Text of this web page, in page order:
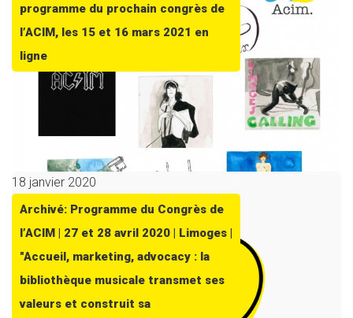
programme du prochain congrès de
l’ACIM, les 15 et 16 mars 2021 en
ligne
18 janvier 2020
Archivé: Programme du Congrès de
l’ACIM | 27 et 28 avril 2020 | Limoges |
"Accueil, marketing, advocacy : la
bibliothèque musicale transmet ses
valeurs et construit sa